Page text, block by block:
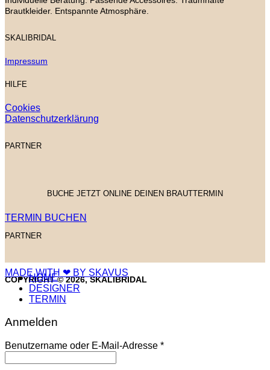
Brautkleider. Entspannte Atmosphäre.
SKALIBRIDAL
Impressum
HILFE
Cookies
Datenschutzerklärung
PARTNER
BUCHE JETZT ONLINE DEINEN BRAUTTERMIN
TERMIN BUCHEN
PARTNER
COPYRIGHT © 2026, SKALIBRIDAL
MADE WITH ❤ BY SKAVUS
HOME
DESIGNER
TERMIN
Anmelden
Benutzername oder E-Mail-Adresse *Erforderlich